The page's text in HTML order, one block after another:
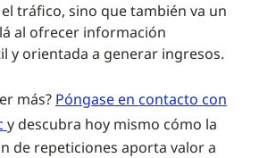
tráfico, sino que también va un
al ofrecer información
y orientada a generar ingresos.
más? Póngase en contacto con
y descubra hoy mismo cómo la
de repeticiones aporta valor a